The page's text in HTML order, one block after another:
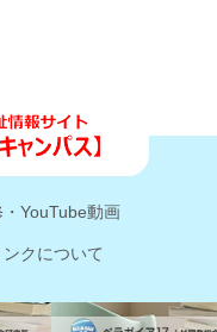
YouTube動画
クについて